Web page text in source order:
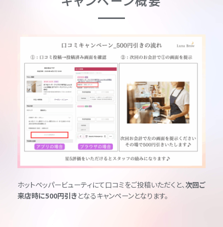
ホットペッパービューティにて口コミをご投稿いただくと、 次回ご
来店時に500円引き となるキャンペーンとなります。